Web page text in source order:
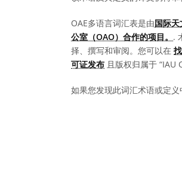
OAE多语言词汇表是由国际天
公室（OAO）合作的项目。 .
择、撰写和审阅。您可以在
可证发布 且版权归属于 “IAU
如果您发现此词汇术语或定